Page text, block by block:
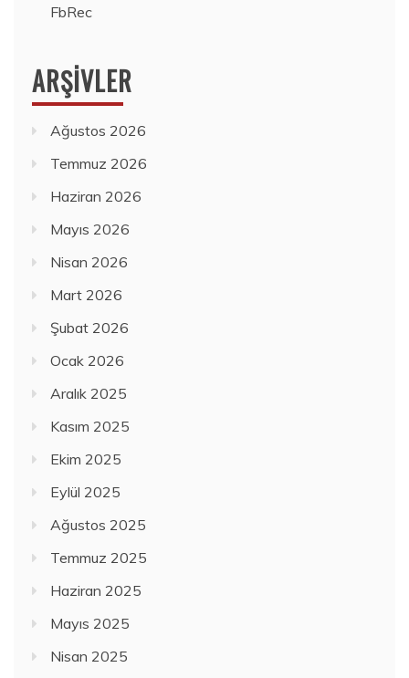
FbRec
ARŞIVLER
Ağustos 2026
Temmuz 2026
Haziran 2026
Mayıs 2026
Nisan 2026
Mart 2026
Şubat 2026
Ocak 2026
Aralık 2025
Kasım 2025
Ekim 2025
Eylül 2025
Ağustos 2025
Temmuz 2025
Haziran 2025
Mayıs 2025
Nisan 2025